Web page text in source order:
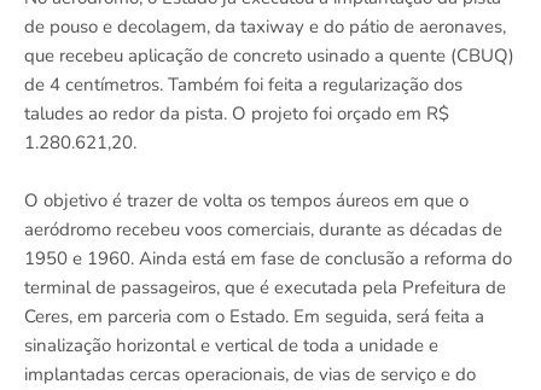
de pouso e decolagem, da taxiway e do pátio de aeronaves,
que recebeu aplicação de concreto usinado a quente (CBUQ)
de 4 centímetros. Também foi feita a regularização dos
taludes ao redor da pista. O projeto foi orçado em R$
1.280.621,20.
O objetivo é trazer de volta os tempos áureos em que o
aeródromo recebeu voos comerciais, durante as décadas de
1950 e 1960. Ainda está em fase de conclusão a reforma do
terminal de passageiros, que é executada pela Prefeitura de
Ceres, em parceria com o Estado. Em seguida, será feita a
sinalização horizontal e vertical de toda a unidade e
implantadas cercas operacionais, de vias de serviço e do